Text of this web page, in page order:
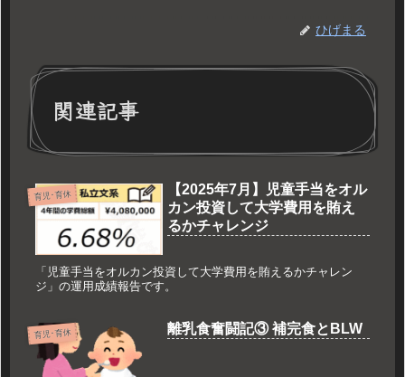
ひげまる
関連記事
育児･育休
【2025年7月】児童手当をオル
カン投資して大学費用を賄え
るかチャレンジ
「児童手当をオルカン投資して大学費用を賄えるかチャレン
ジ」の運用成績報告です。
育児･育休 離乳食奮闘記③ 補完食とBLW